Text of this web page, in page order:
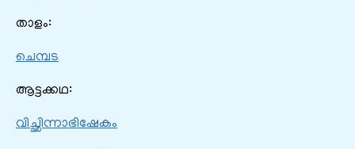
താളം:
ചെമ്പട
ആട്ടക്കഥ:
വിച്ഛിന്നാഭിഷേകം